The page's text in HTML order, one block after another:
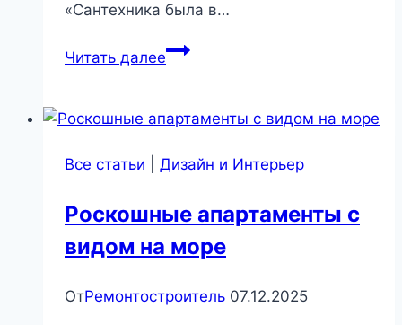
«Сантехника была в…
Читать далееАкварельная
|
и
Все статьи Дизайн и Интерьер
Роскошные апартаменты с
видом на море
ОтРемонтостроитель 07.12.2025